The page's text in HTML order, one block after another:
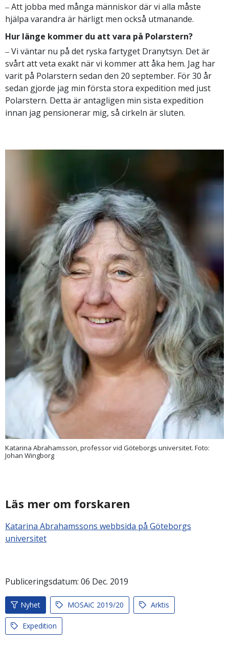
‒ Att jobba med många människor där vi alla måste
hjälpa varandra är härligt men också utmanande.
Hur länge kommer du att vara på Polarstern?
‒ Vi väntar nu på det ryska fartyget Dranytsyn. Det är
svårt att veta exakt när vi kommer att åka hem. Jag har
varit på Polarstern sedan den 20 september. För 30 år
sedan gjorde jag min första stora expedition med just
Polarstern. Detta är antagligen min sista expedition
innan jag pensionerar mig, så cirkeln är sluten.
Katarina Abrahamsson, professor vid Göteborgs universitet. Foto:
Johan Wingborg
Läs mer om forskaren
Katarina Abrahamssons webbsida på Göteborgs
universitet
Publiceringsdatum: 06 Dec. 2019
Nyhet MOSAiC 2019/20 Arktis
Expedition